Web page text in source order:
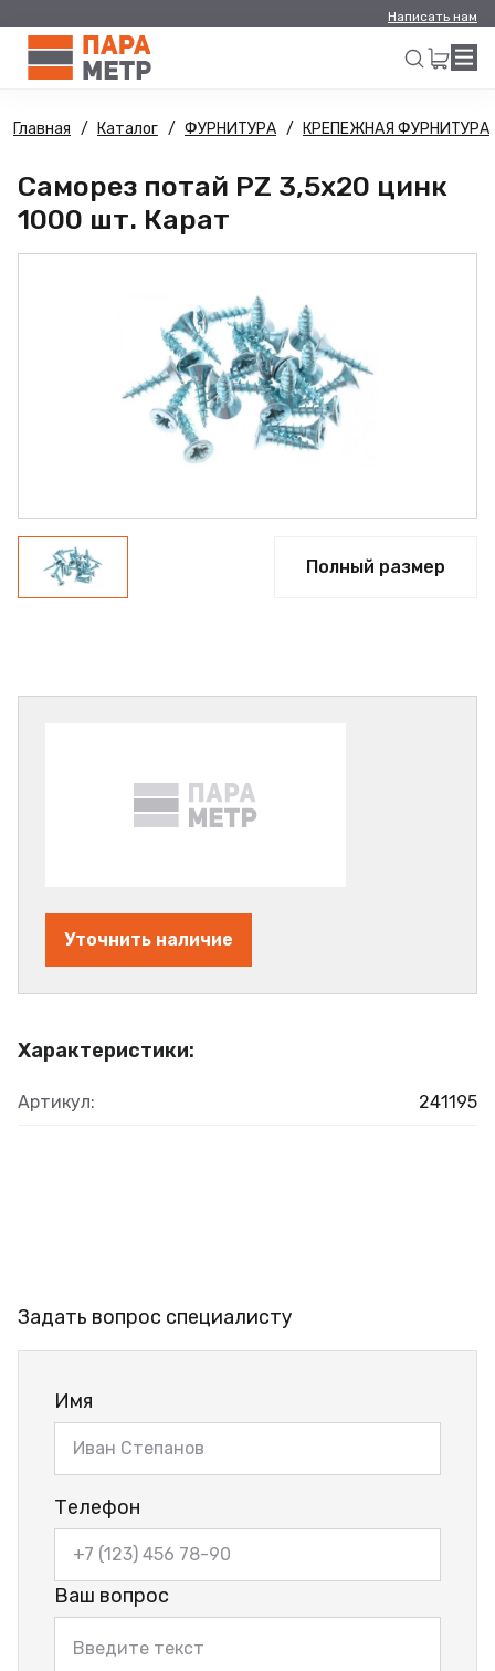
Написать нам
Искать
Главная Каталог ФУРНИТУРА КРЕПЕЖНАЯ ФУРНИТУРА
Саморез потай PZ 3,5х20 цинк
1000 шт. Карат
Полный размер
Характеристики:
Артикул: 241195
Уточнить наличие
Задать вопрос специалисту
Имя
Телефон
Ваш вопрос